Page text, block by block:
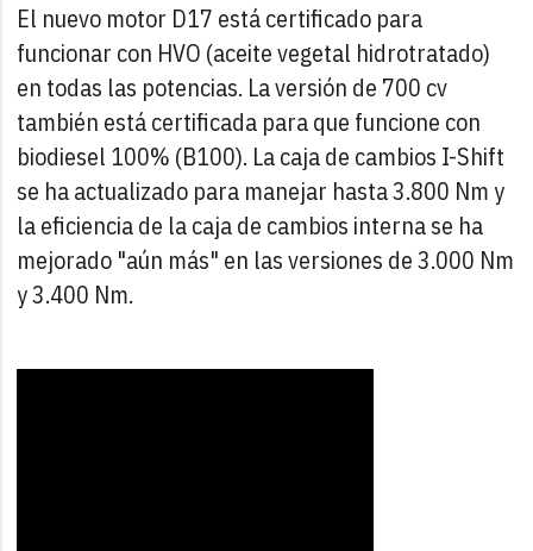
El nuevo motor D17 está certificado para
funcionar con HVO (aceite vegetal hidrotratado)
en todas las potencias. La versión de 700 cv
también está certificada para que funcione con
biodiesel 100% (B100). La caja de cambios I-Shift
se ha actualizado para manejar hasta 3.800 Nm y
la eficiencia de la caja de cambios interna se ha
mejorado "aún más" en las versiones de 3.000 Nm
y 3.400 Nm.